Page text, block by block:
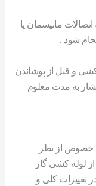
اتصالات مانیسمان یا
و قبل از پوشاندن
به مدت معلوم
خصوص از نظر
لوله کشی گاز
تغییرات کلی و